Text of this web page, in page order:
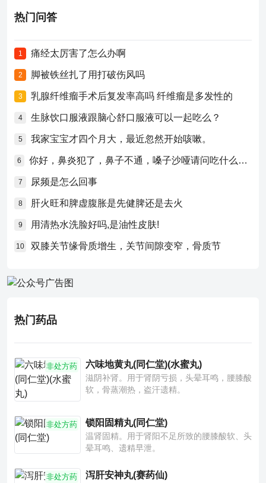
热门问答
1 痛经太厉害了怎么办啊
2 脚被铁丝扎了用打破伤风吗
3 乳腺纤维瘤手术后复发率高吗 纤维瘤是多发性的
4 生脉饮口服液跟脑心舒口服液可以一起吃么？
5 我家宝宝才四个月大，最近忽然开始咳嗽。
6 你好，鼻炎犯了，鼻子不通，嗓子沙哑请问吃什么药比较好？
7 尿频是怎么回事
8 肝火旺和脾虚腹胀是先健脾还是去火
9 用清热水洗脸好吗,是油性皮肤!
10 双膝关节缘骨质增生，关节间隙变窄，骨质节
热门药品
非处方药 六味地黄丸(同仁堂)(水蜜丸)
滋阴补肾。用于肾阴亏损，头晕耳鸣，腰膝酸
软，骨蒸潮热，盗汗遗精。
非处方药 锁阳固精丸(同仁堂)
温肾固精。用于肾阳不足所致的腰膝酸软、头
晕耳鸣、遗精早泄。
非处方药 泻肝安神丸(赛药仙)